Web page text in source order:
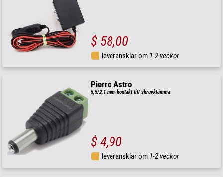
$ 58,00
leveransklar om 1-2 veckor
Pierro Astro
5,5/2,1 mm-kontakt till skruvklämma
$ 4,90
leveransklar om 1-2 veckor